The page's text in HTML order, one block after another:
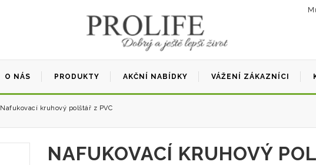
O NÁS PRODUKTY AKČNÍ NABÍDKY VÁŽENÍ ZÁKAZNÍCI
Nafukovací kruhový polštář z PVC
NAFUKOVACÍ KRUHOVÝ